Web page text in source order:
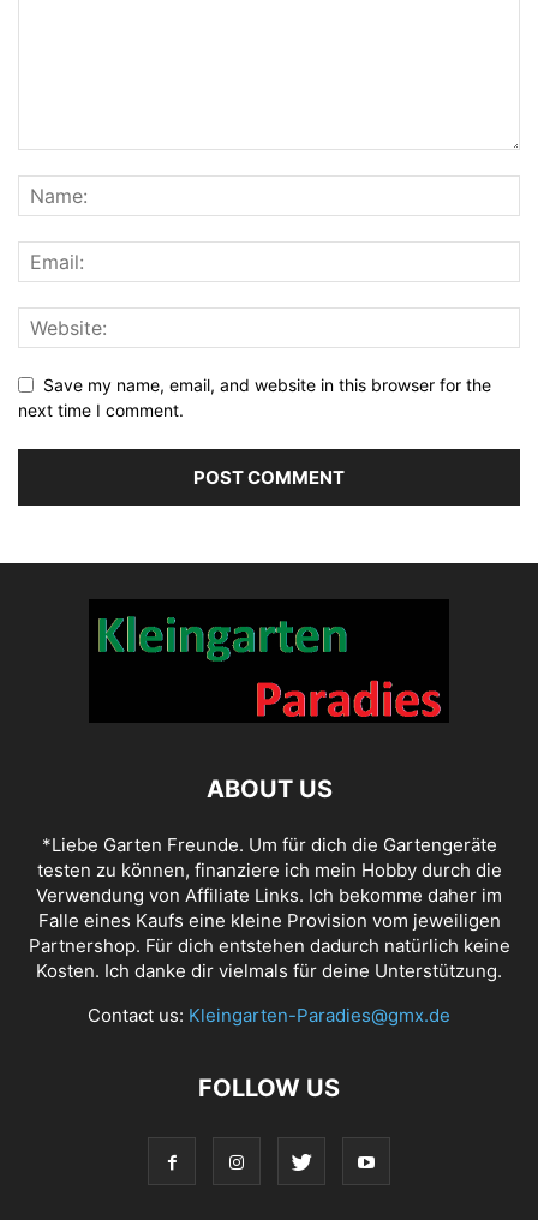
Save my name, email, and website in this browser for the
next time I comment.
ABOUT US
*Liebe Garten Freunde. Um für dich die Gartengeräte
testen zu können, finanziere ich mein Hobby durch die
Verwendung von Affiliate Links. Ich bekomme daher im
Falle eines Kaufs eine kleine Provision vom jeweiligen
Partnershop. Für dich entstehen dadurch natürlich keine
Kosten. Ich danke dir vielmals für deine Unterstützung.
Contact us: Kleingarten-Paradies@gmx.de
FOLLOW US